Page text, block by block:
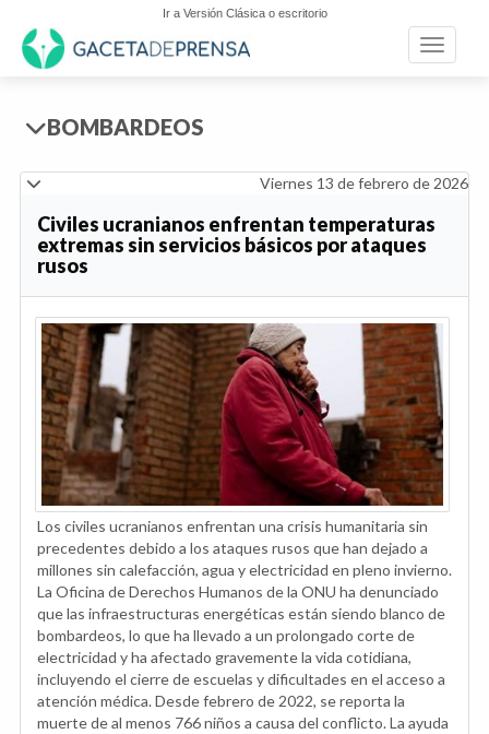
Ir a Versión Clásica o escritorio
Toggle
BOMBARDEOS
Viernes 13 de febrero de 2026
Civiles ucranianos enfrentan temperaturas
extremas sin servicios básicos por ataques
rusos
Los civiles ucranianos enfrentan una crisis humanitaria sin
precedentes debido a los ataques rusos que han dejado a
millones sin calefacción, agua y electricidad en pleno invierno.
La Oficina de Derechos Humanos de la ONU ha denunciado
que las infraestructuras energéticas están siendo blanco de
bombardeos, lo que ha llevado a un prolongado corte de
electricidad y ha afectado gravemente la vida cotidiana,
incluyendo el cierre de escuelas y dificultades en el acceso a
atención médica. Desde febrero de 2022, se reporta la
muerte de al menos 766 niños a causa del conflicto. La ayuda